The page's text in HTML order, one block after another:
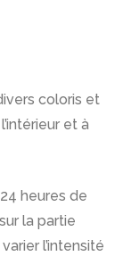
coloris et
et à
heures de
la partie
l’intensité